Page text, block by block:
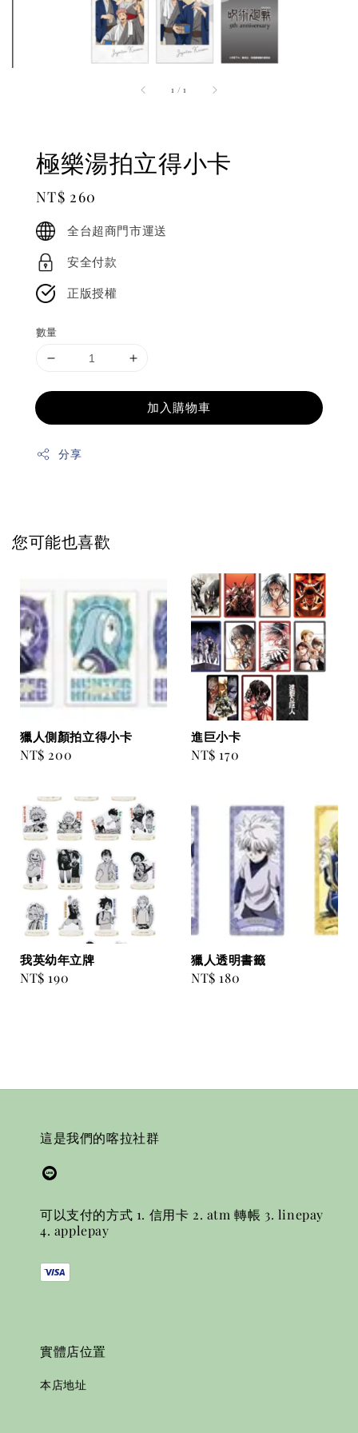
1 /1
極樂湯拍立得小卡
Regular
price
NT$ 260
全台超商門市運送
安全付款
正版授權
數量
加入購物車
分享
您可能也喜歡
獵人側顏拍立得小卡
Regular
NT$ 200
進巨小卡
Regular
NT$ 170
我英幼年立牌
Regular
NT$ 190
獵人透明書籤
Regular
NT$ 180
這是我們的喀拉社群
可以支付的方式 1. 信用卡 2. atm 轉帳 3. linepay
4. applepay
實體店位置
本店地址